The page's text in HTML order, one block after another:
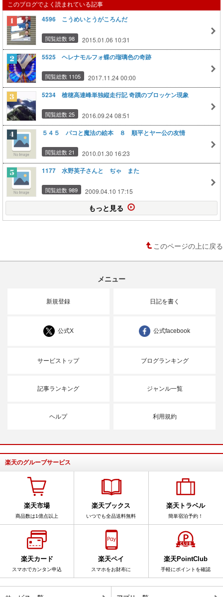
このブログでよく読まれている記事
4596 こうめいとうがころんだ
閲覧総数 98 2015.01.06 10:31
5525 ヘレナモルフォ蝶の瑠璃色の奇跡
閲覧総数 1105 2017.11.24 00:00
5234 槍穂高連峰単独縦走行記 奇蹟のブロッケン現象
閲覧総数 25 2016.09.24 08:51
５４５ パコと魔法の絵本 ８ 順平とヤー公の友情
閲覧総数 21 2010.01.30 16:23
1177 水野英子さんと ぢゃ また
閲覧総数 989 2009.04.10 17:15
もっと見る
このページの上に戻る
メニュー
新規登録 日記を書く
公式X 公式facebook
サービストップ ブログランキング
記事ランキング ジャンル一覧
ヘルプ 利用規約
楽天のグループサービス
楽天市場
商品数は1億点以上
楽天ブックス
いつでも全品送料無料
楽天トラベル
簡単宿泊予約！
楽天カード
スマホでカンタン申込
楽天ペイ
スマホをお財布に
楽天PointClub
手軽にポイントを確認